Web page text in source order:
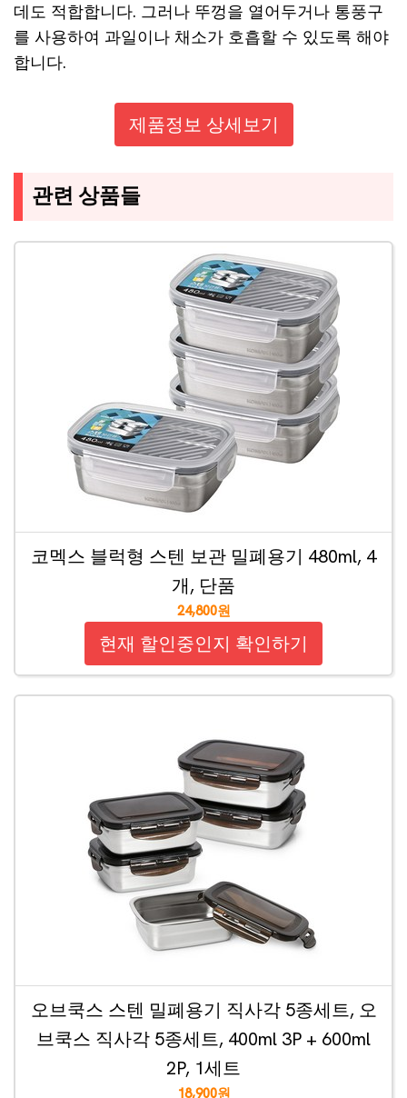
데도 적합합니다. 그러나 뚜껑을 열어두거나 통풍구
를 사용하여 과일이나 채소가 호흡할 수 있도록 해야
합니다.
제품정보 상세보기
관련 상품들
코멕스 블럭형 스텐 보관 밀폐용기 480ml, 4
개, 단품
24,800원
현재 할인중인지 확인하기
오브쿡스 스텐 밀폐용기 직사각 5종세트, 오
브쿡스 직사각 5종세트, 400ml 3P + 600ml
2P, 1세트
18,900원